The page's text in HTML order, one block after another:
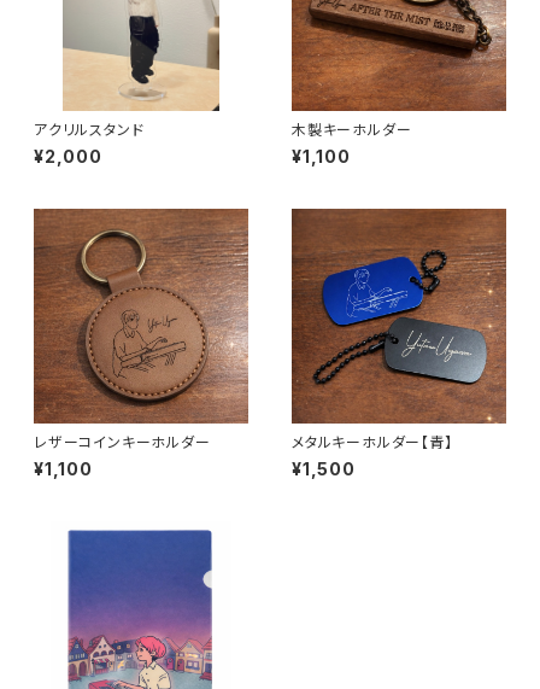
アクリルスタンド
¥2,000
木製キーホルダー
¥1,100
レザーコインキーホルダー
¥1,100
メタルキーホルダー【青】
¥1,500